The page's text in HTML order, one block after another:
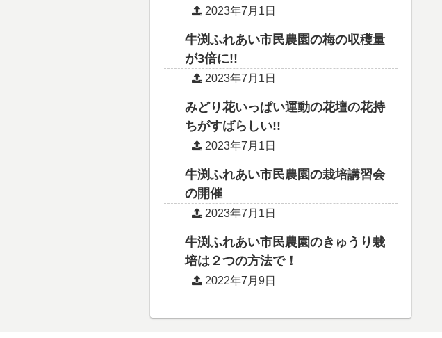
2023年7月1日
牛渕ふれあい市民農園の梅の収穫量
が3倍に!!
2023年7月1日
みどり花いっぱい運動の花壇の花持
ちがすばらしい!!
2023年7月1日
牛渕ふれあい市民農園の栽培講習会
の開催
2023年7月1日
牛渕ふれあい市民農園のきゅうり栽
培は２つの方法で！
2022年7月9日